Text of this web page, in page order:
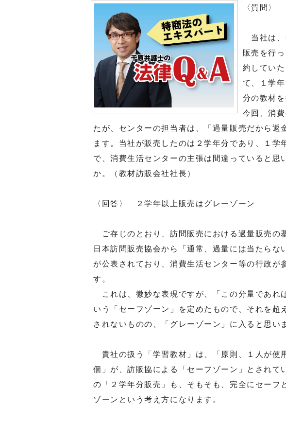
〈質問〉
当社は、
販売を行
約してい
て、１学
分の教材
今回、消
たが、センターの担当者は、「過量販売だから返
ます。当社が販売したのは２学年分であり、１学
で、消費生活センターの主張は間違っていると思
か。（教材訪販会社社長）
〈回答〉 ２学年以上販売はグレーゾーン
ご存じのとおり、訪問販売における過量販売の
日本訪問販売協会から「通常、過量には当たらな
が公表されており、消費生活センター等の行政が
す。
これは、微妙な表現ですが、「この分量であれ
いう「セーフゾーン」を定めたもので、それを超
されないものの、「グレーゾーン」に入ると思い
貴社の扱う「学習教材」は、「原則、１人が使
個」が、訪販協による「セーフゾーン」とされて
の「２学年分販売」も、そもそも、完全にセーフ
ゾーンという考え方になります。